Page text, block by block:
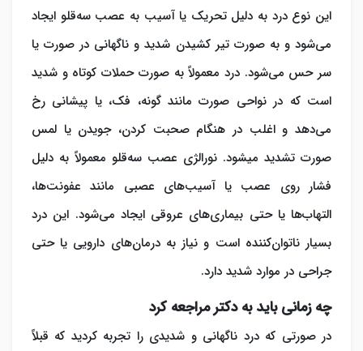
این نوع درد به دلیل تحریک یا آسیب به عصب سه‌قلو ایجاد
می‌شود و به صورت تیر کشیدن شدید و ناگهانی در صورت یا
سر حس می‌شود. درد معمولاً به صورت حملات کوتاه و شدید
است که در نواحی صورت مانند گونه، فک، یا پیشانی رخ
می‌دهد و اغلب در هنگام صحبت کردن، جویدن یا لمس
صورت تشدید می‎شود. نورالژی عصب سه‌قلو معمولاً به دلیل
فشار روی عصب یا آسیب‌های عصبی مانند عفونت‌ها،
التهاب‌ها یا حتی بیماری‌های عروقی ایجاد می‌شود. این درد
بسیار ناتوان‌کننده است و نیاز به درمان‌های دارویی یا حتی
جراحی در موارد شدید دارد.
چه زمانی باید به دکتر مراجعه کرد
در صورتی که درد ناگهانی و شدیدی را تجربه کردید که قبلاً